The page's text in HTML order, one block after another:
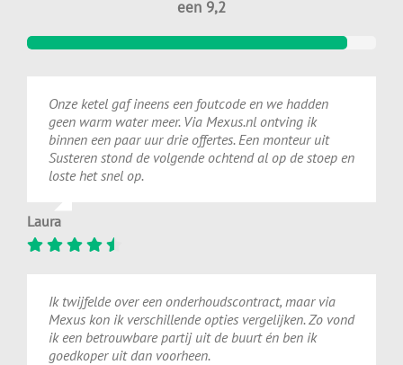
een 9,2
Onze ketel gaf ineens een foutcode en we hadden
geen warm water meer. Via Mexus.nl ontving ik
binnen een paar uur drie offertes. Een monteur uit
Susteren stond de volgende ochtend al op de stoep en
loste het snel op.
Laura
Ik twijfelde over een onderhoudscontract, maar via
Mexus kon ik verschillende opties vergelijken. Zo vond
ik een betrouwbare partij uit de buurt én ben ik
goedkoper uit dan voorheen.